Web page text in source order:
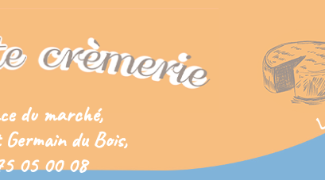
du marché,
du Bois,
05 00 08